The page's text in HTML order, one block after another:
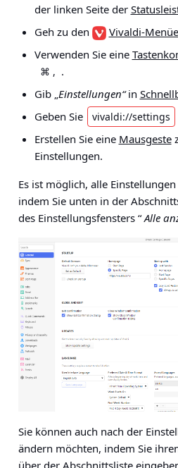
der linken Seite der
Geh zu den
Vivaldi-
Verwenden Sie eine
⌘ , .
Gib „Einstellungen“in
Geben Sie
vivaldi://settings
Erstellen Sie eine Mausgeste
Einstellungen.
Es ist möglich, alle
indem Sie unten in der
des Einstellungsfensters “Alle
Sie können auch nach der
ändern möchten, indem Sie